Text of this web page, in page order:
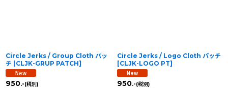
Circle Jerks / Group Cloth パッ
チ [CLJK-GRUP PATCH]
950.-(税別)
Circle Jerks / Logo Cloth パッチ
[CLJK-LOGO PT]
950.-(税別)